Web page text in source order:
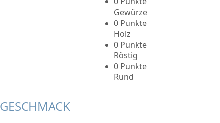
Gewürze
0 Punkte
Holz
0 Punkte
Röstig
0 Punkte
Rund
GESCHMACK